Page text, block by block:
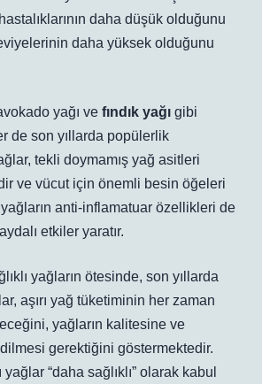
daha düşük olduğunu
daha yüksek olduğunu
yağı ve fındık yağı gibi
de son yıllarda popülerlik
tekli doymamış yağ asitleri
ve vücut için önemli besin öğeleri
anti-inflamatuar özellikleri de
etkiler yaratır.
yağların ötesinde, son yıllarda
aşırı yağ tüketiminin her zaman
yağların kalitesine ve
gerektiğini göstermektedir.
“daha sağlıklı” olarak kabul